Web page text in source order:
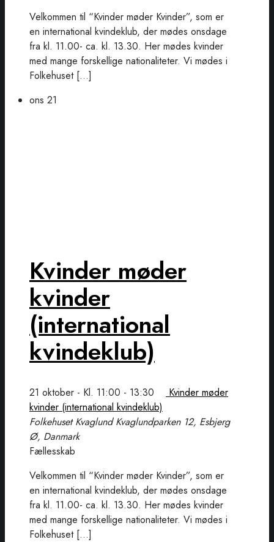
Velkommen til “Kvinder møder Kvinder”, som er
en international kvindeklub, der mødes onsdage
fra kl. 11.00- ca. kl. 13.30. Her mødes kvinder
med mange forskellige nationaliteter. Vi mødes i
Folkehuset […]
ons 21
Kvinder møder
kvinder
(international
kvindeklub)
21 oktober - Kl. 11:00 - 13:30
Kvinder møder
kvinder (international kvindeklub)
Folkehuset KvaglundKvaglundparken 12, Esbjerg
Ø, Danmark
Fællesskab
Velkommen til “Kvinder møder Kvinder”, som er
en international kvindeklub, der mødes onsdage
fra kl. 11.00- ca. kl. 13.30. Her mødes kvinder
med mange forskellige nationaliteter. Vi mødes i
Folkehuset […]